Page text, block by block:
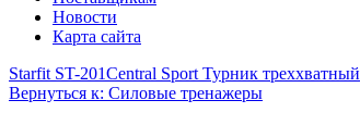
Новости
Карта сайта
Starfit ST-201Central Sport Турник треххватный
Вернуться к: Силовые тренажеры